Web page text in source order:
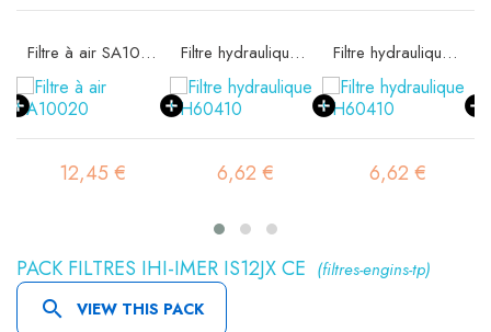
Filtre à air SA10020
12,45 €
Filtre hydraulique SH60410
6,62 €
Filtre hydraulique SH60410
6,62 €
PACK FILTRES IHI-IMER IS12JX CE (filtres-engins-tp)
 VIEW THIS PACK